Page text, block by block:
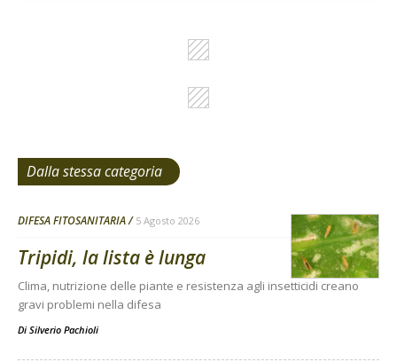
Dalla stessa categoria
DIFESA FITOSANITARIA 5 Agosto 2026
Tripidi, la lista è lunga
Clima, nutrizione delle piante e resistenza agli insetticidi creano
gravi problemi nella difesa
Di Silverio Pachioli